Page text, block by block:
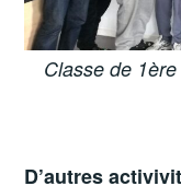
Classe de
D’autres